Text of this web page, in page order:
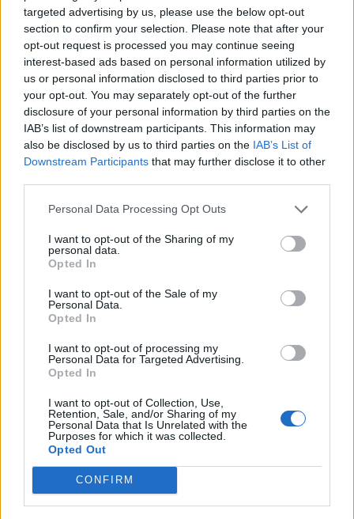
targeted advertising by us, please use the below opt-out
section to confirm your selection. Please note that after your
opt-out request is processed you may continue seeing
interest-based ads based on personal information utilized by
us or personal information disclosed to third parties prior to
your opt-out. You may separately opt-out of the further
disclosure of your personal information by third parties on the
IAB’s list of downstream participants. This information may
also be disclosed by us to third parties on the IAB’s List of
Downstream Participants that may further disclose it to other
Personal Data Processing Opt Outs
I want to opt-out of the Sharing of my
personal data.
Opted In
I want to opt-out of the Sale of my
Personal Data.
Opted In
I want to opt-out of processing my
Personal Data for Targeted Advertising.
Opted In
I want to opt-out of Collection, Use,
Retention, Sale, and/or Sharing of my
Personal Data that Is Unrelated with the
Purposes for which it was collected.
Opted Out
CONFIRM
Русия започна да внася петролни
продукти от Южна Корея.